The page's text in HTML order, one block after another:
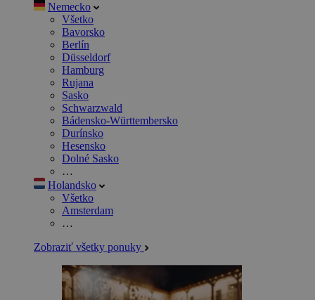
Nemecko
Všetko
Bavorsko
Berlín
Düsseldorf
Hamburg
Rujana
Sasko
Schwarzwald
Bádensko-Württembersko
Durínsko
Hesensko
Dolné Sasko
…
Holandsko
Všetko
Amsterdam
…
Zobraziť všetky ponuky